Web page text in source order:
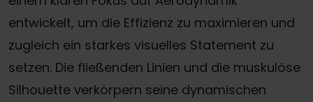
entwickelt, um die Effizienz zu maximieren und
zugleich ein starkes visuelles Statement zu
setzen. Die fließenden Linien und die muskulöse
Silhouette verkörpern seine dynamischen